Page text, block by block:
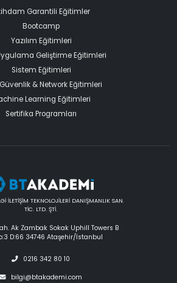
Garantili Eğitimler
Bootcamp
Yazılım Eğitimleri
Geliştirme Eğitimleri
Sistem Eğitimleri
& Network Eğitimleri
Learning Eğitimleri
Sertifika Programları
İLETİŞİM TEKNOLOJİLERİ DANIŞMANLIK SAN.
TİC. LTD. ŞTİ.
Ak Zambak Sokak Uphill Towers B
D:66 34746 Ataşehir/İstanbul
0216 342 80 10
bilgi@btakademi.com